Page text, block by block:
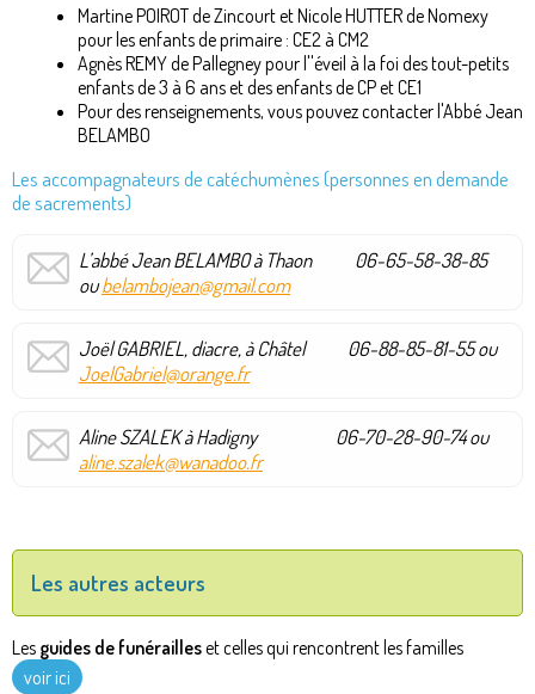
Martine POIROT de Zincourt et Nicole HUTTER de Nomexy
pour les enfants de primaire : CE2 à CM2
Agnès REMY de Pallegney pour l''éveil à la foi des tout-petits
enfants de 3 à 6 ans et des enfants de CP et CE1
Pour des renseignements, vous pouvez contacter l'Abbé Jean
BELAMBO
Les accompagnateurs de catéchumènes (personnes en demande
de sacrements)
L’abbé Jean BELAMBO à Thaon 06-65-58-38-85
oubelambojean@gmail.com
Joël GABRIEL, diacre, à Châtel 06-88-85-81-55 ou
JoelGabriel@orange.fr
Aline SZALEK à Hadigny 06-70-28-90-74 ou
aline.szalek@wanadoo.fr
Les autres acteurs
Les guides de funérailleset celles qui rencontrent les familles
voir ici